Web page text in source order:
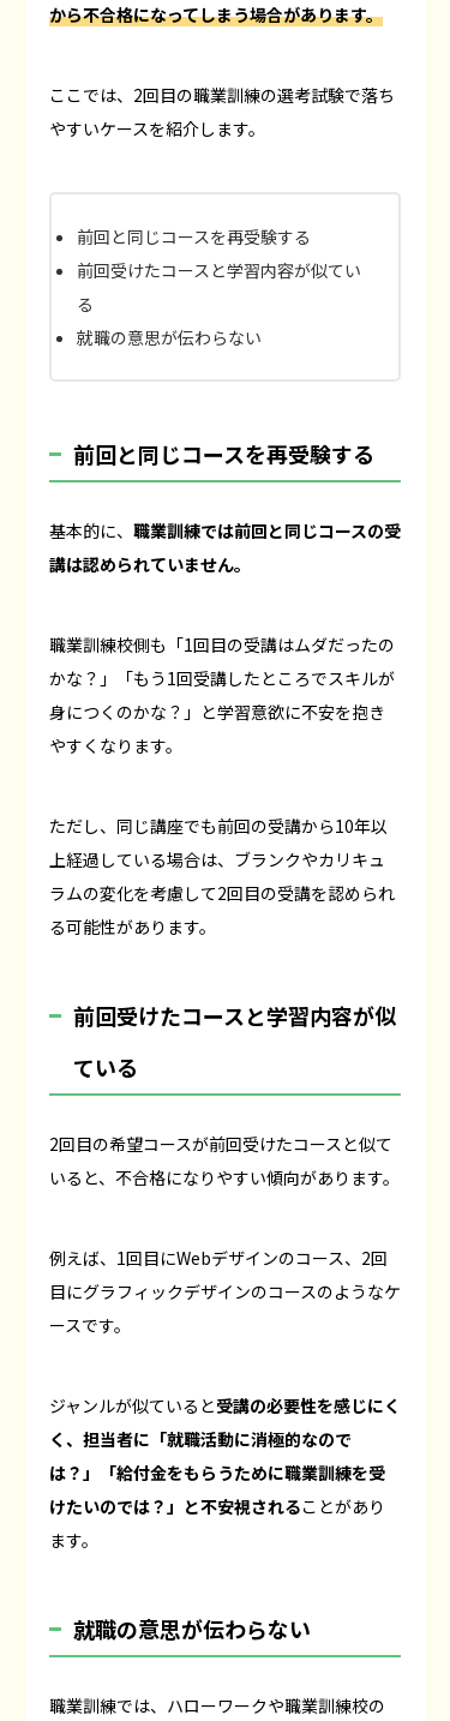
から不合格になってしまう場合があります。
ここでは、2回目の職業訓練の選考試験で落ち
やすいケースを紹介します。
前回と同じコースを再受験する
前回受けたコースと学習内容が似てい
る
就職の意思が伝わらない
前回と同じコースを再受験する
基本的に、 職業訓練では前回と同じコースの受
講は認められていません。
職業訓練校側も「1回目の受講はムダだったの
かな？」「もう1回受講したところでスキルが
身につくのかな？」と学習意欲に不安を抱き
やすくなります。
ただし、同じ講座でも前回の受講から10年以
上経過している場合は、ブランクやカリキュ
ラムの変化を考慮して2回目の受講を認められ
る可能性があります。
前回受けたコースと学習内容が似
ている
2回目の希望コースが前回受けたコースと似て
いると、不合格になりやすい傾向があります。
例えば、1回目にWebデザインのコース、2回
目にグラフィックデザインのコースのようなケ
ースです。
ジャンルが似ていると受講の必要性を感じにく
く、担当者に「就職活動に消極的なので
は？」「給付金をもらうために職業訓練を受
けたいのでは？」と不安視されることがあり
ます。
就職の意思が伝わらない
職業訓練では、ハローワークや職業訓練校の